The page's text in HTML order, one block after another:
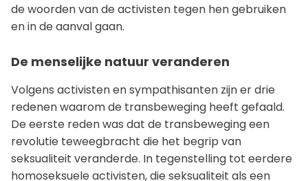
de woorden van de activisten tegen hen gebruiken
en in de aanval gaan.
De menselijke natuur veranderen
Volgens activisten en sympathisanten zijn er drie
redenen waarom de transbeweging heeft gefaald.
De eerste reden was dat de transbeweging een
revolutie teweegbracht die het begrip van
seksualiteit veranderde. In tegenstelling tot eerdere
homoseksuele activisten, die seksualiteit als een